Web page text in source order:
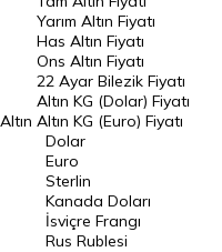
DÖVİZ
Döviz Kuru
Dolar Kuru
Euro Kuru
Pound Kuru
Frank Kuru
Riyal Kuru
Altın
Yarım Altın Fiyatı
Has Altın Fiyatı
Ons Altın Fiyatı
22 Ayar Bilezik Fiyatı
Altın KG (Dolar) Fiyatı
Altın KG (Euro) Fiyatı
Dolar
Euro
Sterlin
Kanada Doları
İsviçre Frangı
Rus Rublesi